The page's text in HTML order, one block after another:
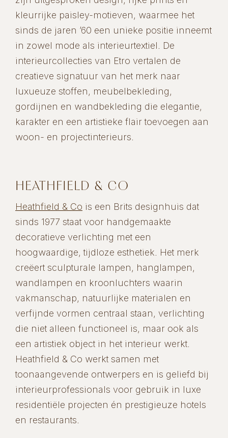
kleurrijke paisley-motieven, waarmee het
sinds de jaren ’60 een unieke positie inneemt
in zowel mode als interieurtextiel. De
interieurcollecties van Etro vertalen de
creatieve signatuur van het merk naar
luxueuze stoffen, meubelbekleding,
gordijnen en wandbekleding die elegantie,
karakter en een artistieke flair toevoegen aan
woon- en projectinterieurs.
HEATHFIELD & CO
Heathfield & Co is een Brits designhuis dat
sinds 1977 staat voor handgemaakte
decoratieve verlichting met een
hoogwaardige, tijdloze esthetiek. Het merk
creëert sculpturale lampen, hanglampen,
wandlampen en kroonluchters waarin
vakmanschap, natuurlijke materialen en
verfijnde vormen centraal staan, verlichting
die niet alleen functioneel is, maar ook als
een artistiek object in het interieur werkt.
Heathfield & Co werkt samen met
toonaangevende ontwerpers en is geliefd bij
interieurprofessionals voor gebruik in luxe
residentiële projecten én prestigieuze hotels
en restaurants.